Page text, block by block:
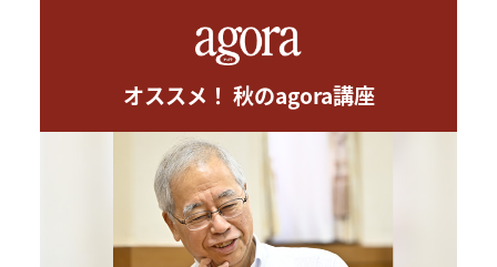
オススメ！ 秋のagora講座